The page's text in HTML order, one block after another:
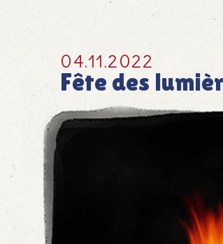
04.11.2022
Fête des
Lichterfest